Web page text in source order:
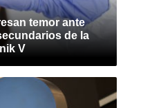
temor ante
de la
V